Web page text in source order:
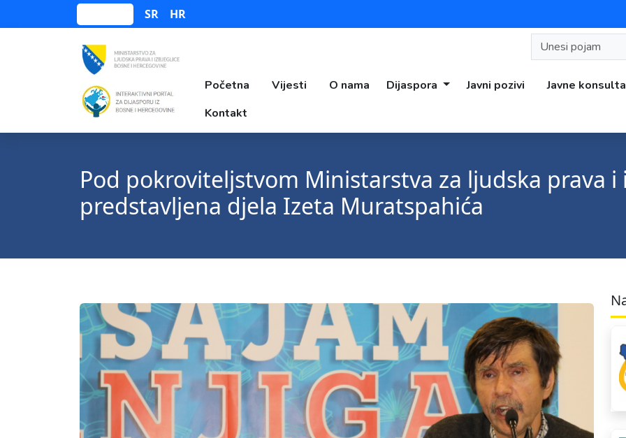
SR HR
Početna Vijesti O nama Dijaspora Javni pozivi Javne
Kontakt
Pod pokroviteljstvom Ministarstva za ljudska prava i
predstavljena djela Izeta Muratspahića